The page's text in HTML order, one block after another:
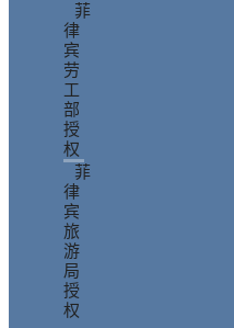
菲
律
宾
劳
工
部
授
权
菲
律
宾
旅
游
局
授
权